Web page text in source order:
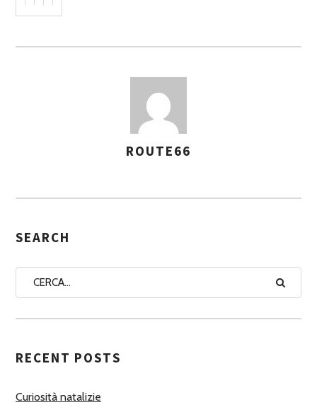
S
G
A
U
O
I
ROUTE66
SEARCH
RECENT POSTS
Curiosità natalizie